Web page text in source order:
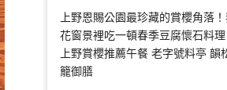
上野恩賜公園最珍藏的賞櫻角落
花窗景裡吃一頓春季豆腐懷石料
上野賞櫻推薦午餐 老字號料亭 韻
籠御膳